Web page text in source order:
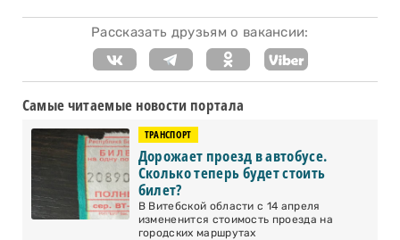
Рассказать друзьям о вакансии:
Самые читаемые новости портала
ТРАНСПОРТ
Дорожает проезд в автобусе.
Сколько теперь будет стоить
билет?
В Витебской области с 14 апреля
измененится стоимость проезда на
городских маршрутах